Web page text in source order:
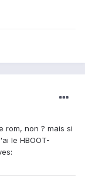
rom, non ? mais si
le HBOOT-